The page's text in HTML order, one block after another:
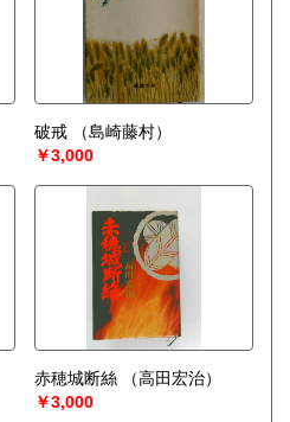
破戒
（島崎藤村）
￥3,000
赤穂城断絲
（高田宏治）
￥3,000